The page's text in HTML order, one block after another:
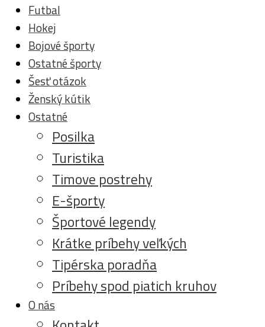
Futbal
Hokej
Bojové športy
Ostatné športy
Šesť otázok
Ženský kútik
Ostatné
Posilka
Turistika
Timove postrehy
E-športy
Športové legendy
Krátke príbehy veľkých
Tipérska poradňa
Príbehy spod piatich kruhov
O nás